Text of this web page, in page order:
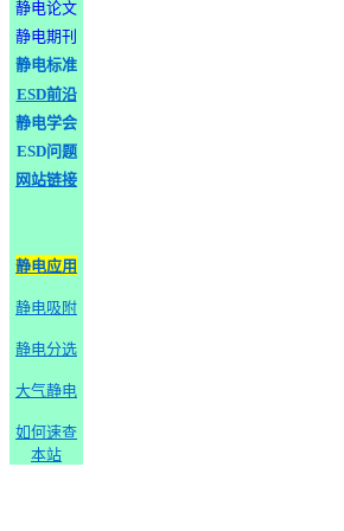
静电论文
静电期刊
静电标准
ESD前沿
静电学会
ESD问题
网站链接
静电应用
静电吸附
静电分选
大气静电
如何速查
本站